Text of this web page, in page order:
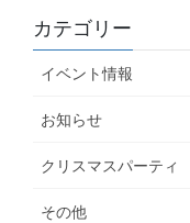
カテゴリー
イベント情報
お知らせ
クリスマスパーティ
その他